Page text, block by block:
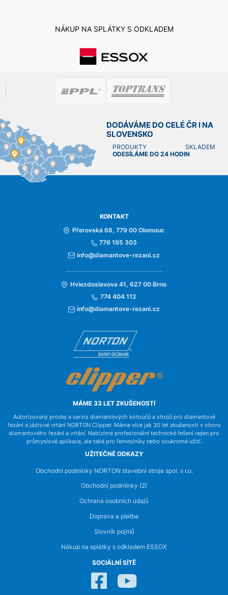
NÁKUP NA SPLÁTKY S ODKLADEM
DODÁVÁME DO CELÉ ČR I NA
SLOVENSKO
PRODUKTY SKLADEM
ODESÍLÁME DO 24 HODIN
KONTAKT
Přerovská 68, 779 00 Olomouc
776 195 303
info@diamantove-rezani.cz
Hviezdoslavova 41, 627 00 Brno
774 404 112
info@diamantove-rezani.cz
MÁME 33 LET ZKUŠENOSTÍ
Autorizovaný prodej a servis diamantových kotoučů a strojů pro diamantové
řezání a jádrové vrtání NORTON Clipper. Máme více jak 30 let zkušeností v oboru
diamantového řezání a vrtání. Nabízíme profesionální technické řešení nejen pro
průmyslové aplikace, ale také pro řemeslníky nebo soukromé užití.
UŽITEČNÉ ODKAZY
Obchodní podmínky NORTON stavební stroje spol. s r.o.
Obchodní podmínky (2)
Ochrana osobních údajů
Doprava a platba
Slovník pojmů
Nákup na splátky s odkladem ESSOX
SOCIÁLNÍ SÍTĚ